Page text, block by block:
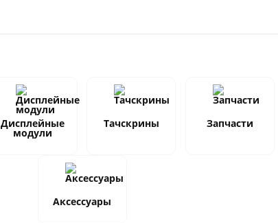
Дисплейные
модули
Тачскрины Запчасти
Аксессуары